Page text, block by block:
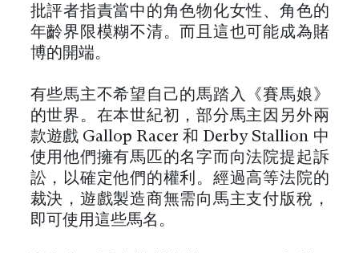
批評者指責當中的角色物化女性、角色的
年齡界限模糊不清。而且這也可能成為賭
博的開端。
有些馬主不希望自己的馬踏入《賽馬娘》
的世界。在本世紀初，部分馬主因另外兩
款遊戲 Gallop Racer 和 Derby Stallion 中
使用他們擁有馬匹的名字而向法院提起訴
訟，以確定他們的權利。經過高等法院的
裁決，遊戲製造商無需向馬主支付版稅，
即可使用這些馬名。